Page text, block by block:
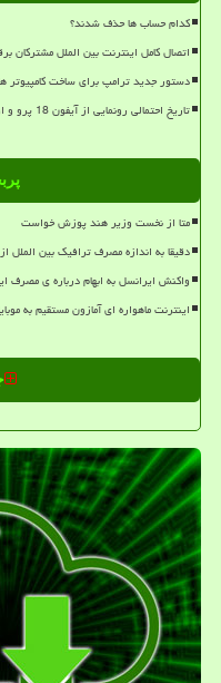
کدام حساب ها حذف شدند؟
اتصال کامل اینترنت بین الملل مشترکان
دستور جدید ترامپ برای ساخت کامپیوتر های
تاریخ احتمالی رونمایی از آیفون 18 پرو و اولترا برملا شد
متا از نخست وزیر هند پوزش خواست
دقیقا به اندازه مصرف ترافیک بین
واکنش ایرانسل به ابهام درباره ی مصرف
اینترنت ماهواره ای آمازون مستقیم به